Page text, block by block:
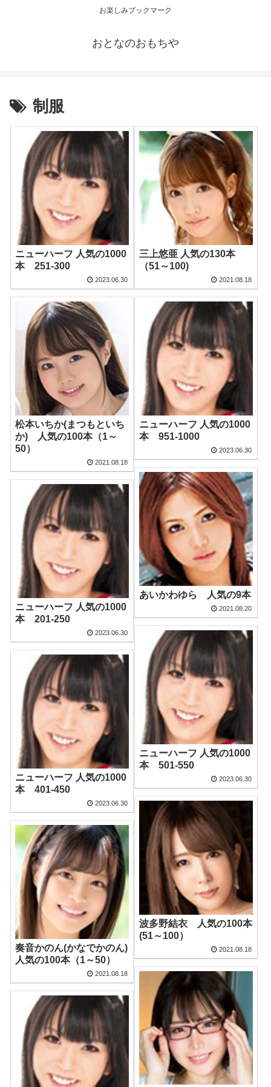
お楽しみブックマーク
おとなのおもちや
制服
ニューハーフ 人気の1000
本 251-300
2023.06.30
三上悠亜 人気の130本
（51～100)
2021.08.18
松本いちか(まつもといち
か) 人気の100本（1～
50）
2021.08.18
ニューハーフ 人気の1000
本 951-1000
2023.06.30
あいかわゆら 人気の9本
2021.08.20
ニューハーフ 人気の1000
本 201-250
2023.06.30
ニューハーフ 人気の1000
本 501-550
2023.06.30
ニューハーフ 人気の1000
本 401-450
2023.06.30
波多野結衣 人気の100本
(51～100）
2021.08.18
奏音かのん(かなでかのん)
人気の100本（1～50）
2021.08.18